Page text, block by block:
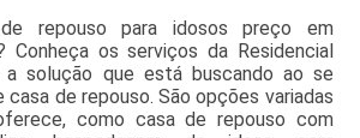
repouso para idosos preço em
Conheça os serviços da Residencial
solução que está buscando ao se
casa de repouso. São opções variadas
como casa de repouso com